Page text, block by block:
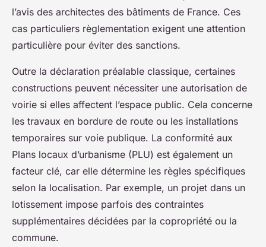
l’avis des architectes des bâtiments de France. Ces
cas particuliers règlementation exigent une attention
particulière pour éviter des sanctions.
Outre la déclaration préalable classique, certaines
constructions peuvent nécessiter une autorisation de
voirie si elles affectent l’espace public. Cela concerne
les travaux en bordure de route ou les installations
temporaires sur voie publique. La conformité aux
Plans locaux d’urbanisme (PLU) est également un
facteur clé, car elle détermine les règles spécifiques
selon la localisation. Par exemple, un projet dans un
lotissement impose parfois des contraintes
supplémentaires décidées par la copropriété ou la
commune.